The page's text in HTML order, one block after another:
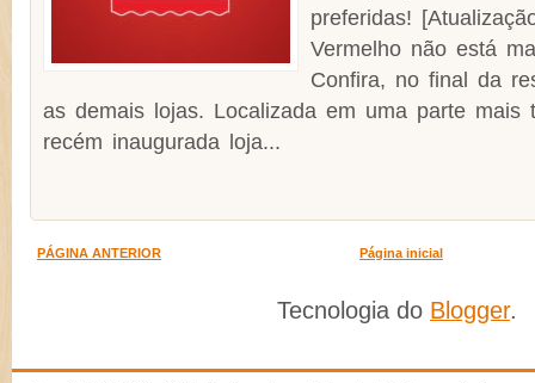
preferidas!
Vermelho não está
Confira, no final da
as demais lojas. Localizada em uma parte mais
recém inaugurada loja...
PÁGINA ANTERIOR Página inicial
Tecnologia do Blogger.